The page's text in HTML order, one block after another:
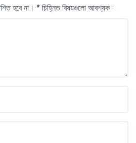
হবে না। * চিহ্নিত বিষয়গুলো আবশ্যক।